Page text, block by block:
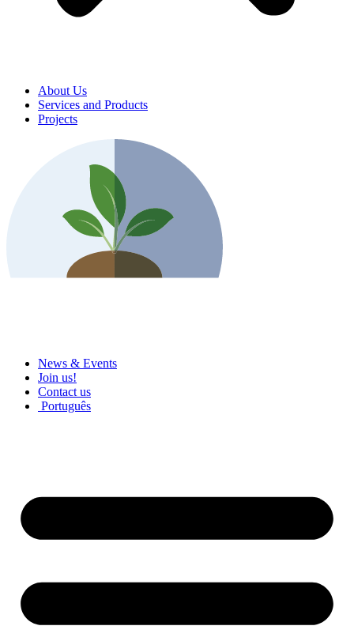
About Us
Services and Products
Projects
News & Events
Join us!
Contact us
Português